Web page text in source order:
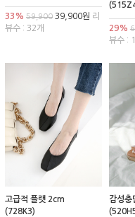
33% 59,900 39,900원 리
뷰수 : 32개
29%
뷰수 :
고급적 플랫 2cm
(728K3)
감성충